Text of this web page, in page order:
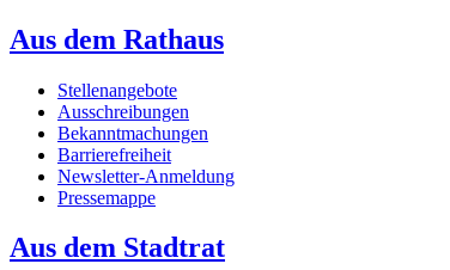
Aus dem Rathaus
Stellenangebote
Ausschreibungen
Bekanntmachungen
Barrierefreiheit
Newsletter-Anmeldung
Pressemappe
Aus dem Stadtrat